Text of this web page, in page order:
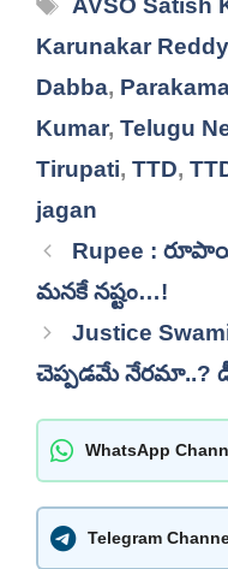
AVSO Satish
Karunakar Reddy
Dabba,
Kumar, Telugu
Tirupati, TTD,
jagan
Rupee :
మనకే నష్టం…!
Justice
చెప్పడమే నేరమా..?
WhatsApp
Telegram